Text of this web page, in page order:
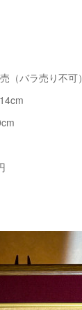
（バラ売り不可）